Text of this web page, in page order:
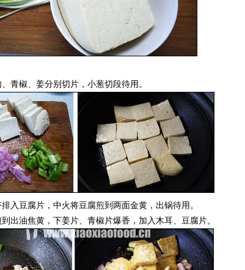
椒、姜分别切片，小葱切段待用。
豆腐片，中火将豆腐煎到两面金黄，出锅待用。
油焦黄，下姜片、青椒片爆香，加入木耳、豆腐片。